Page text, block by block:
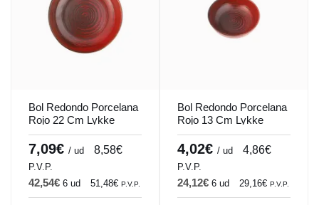
Bol Redondo Porcelana
Rojo 22 Cm Lykke
Porland
7,09€ / ud 8,58€
P.V.P.
42,54€ 6 ud 51,48€ P.V.P.
Bol Redondo Porcelana
Rojo 13 Cm Lykke
Porland
4,02€ / ud 4,86€
P.V.P.
24,12€ 6 ud 29,16€ P.V.P.